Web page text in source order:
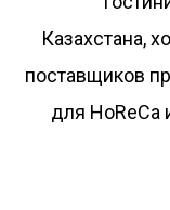
Казахстана,
поставщиков
для HoReCa